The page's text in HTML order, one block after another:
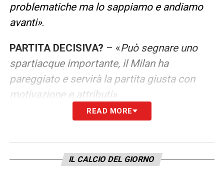
problematiche ma lo sappiamo e andiamo
avanti».
PARTITA DECISIVA? – «Può segnare uno
spartiacque importante, il Milan ha
pareggiato e servirà la partita giusta con
motivazione e attributi».
MERCATO DI GENNAIO–«In una squadra
facile, rovinare gli equilibri è sempre molto
semplice. Noi vogliamo provare a migliorare
READ MORE
IL CALCIO DEL GIORNO